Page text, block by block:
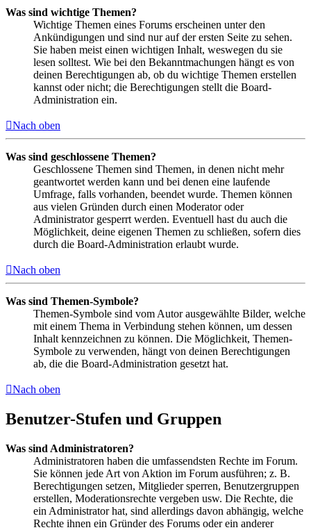
Was sind wichtige Themen?
Wichtige Themen eines Forums erscheinen unter den
Ankündigungen und sind nur auf der ersten Seite zu sehen.
Sie haben meist einen wichtigen Inhalt, weswegen du sie
lesen solltest. Wie bei den Bekanntmachungen hängt es von
deinen Berechtigungen ab, ob du wichtige Themen erstellen
kannst oder nicht; die Berechtigungen stellt die Board-
Administration ein.
Nach oben
Was sind geschlossene Themen?
Geschlossene Themen sind Themen, in denen nicht mehr
geantwortet werden kann und bei denen eine laufende
Umfrage, falls vorhanden, beendet wurde. Themen können
aus vielen Gründen durch einen Moderator oder
Administrator gesperrt werden. Eventuell hast du auch die
Möglichkeit, deine eigenen Themen zu schließen, sofern dies
durch die Board-Administration erlaubt wurde.
Nach oben
Was sind Themen-Symbole?
Themen-Symbole sind vom Autor ausgewählte Bilder, welche
mit einem Thema in Verbindung stehen können, um dessen
Inhalt kennzeichnen zu können. Die Möglichkeit, Themen-
Symbole zu verwenden, hängt von deinen Berechtigungen
ab, die die Board-Administration gesetzt hat.
Nach oben
Benutzer-Stufen und Gruppen
Was sind Administratoren?
Administratoren haben die umfassendsten Rechte im Forum.
Sie können jede Art von Aktion im Forum ausführen; z. B.
Berechtigungen setzen, Mitglieder sperren, Benutzergruppen
erstellen, Moderationsrechte vergeben usw. Die Rechte, die
ein Administrator hat, sind allerdings davon abhängig, welche
Rechte ihnen ein Gründer des Forums oder ein anderer